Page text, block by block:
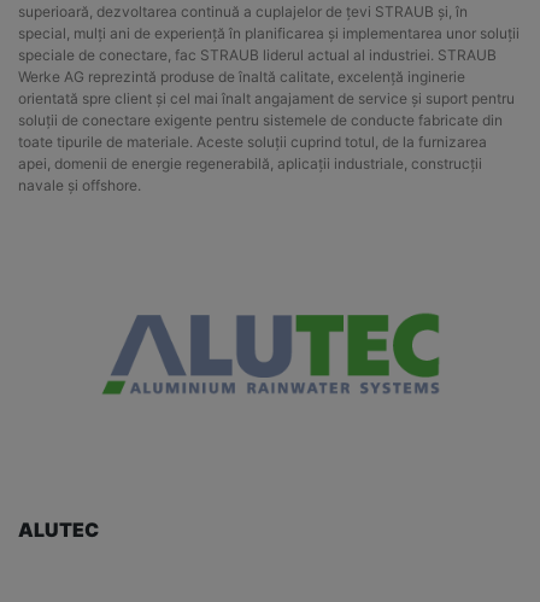
superioară, dezvoltarea continuă a cuplajelor de țevi STRAUB și, în
special, mulți ani de experiență în planificarea și implementarea unor soluții
speciale de conectare, fac STRAUB liderul actual al industriei. STRAUB
Werke AG reprezintă produse de înaltă calitate, excelență inginerie
orientată spre client și cel mai înalt angajament de service și suport pentru
soluții de conectare exigente pentru sistemele de conducte fabricate din
toate tipurile de materiale. Aceste soluții cuprind totul, de la furnizarea
apei, domenii de energie regenerabilă, aplicații industriale, construcții
navale și offshore.
ALUTEC